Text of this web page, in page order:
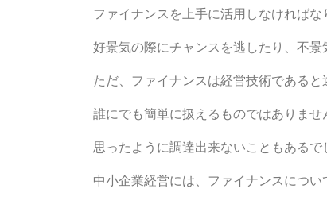
ファイナンスを上手に活用しなければな
好景気の際にチャンスを逃したり、不景
ただ、ファイナンスは経営技術であると
誰にでも簡単に扱えるものではありませ
思ったように調達出来ないこともあるで
中小企業経営には、ファイナンスについ